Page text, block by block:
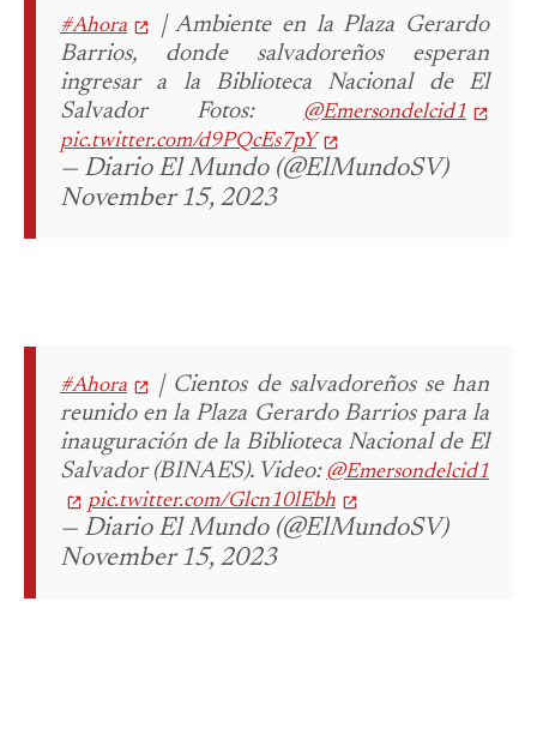
#Ahora
| Ambiente en la Plaza Gerardo
Barrios, donde salvadoreños esperan
ingresar a la Biblioteca Nacional de El
Salvador
Fotos:
@Emersondelcid1
pic.twitter.com/d9PQcEs7pY
— Diario El Mundo (@ElMundoSV)
November 15, 2023
#Ahora
| Cientos de salvadoreños se han
reunido en la Plaza Gerardo Barrios para la
inauguración de la Biblioteca Nacional de El
Salvador (BINAES). Video: @Emersondelcid1
pic.twitter.com/Glcn10lEbh
— Diario El Mundo (@ElMundoSV)
November 15, 2023